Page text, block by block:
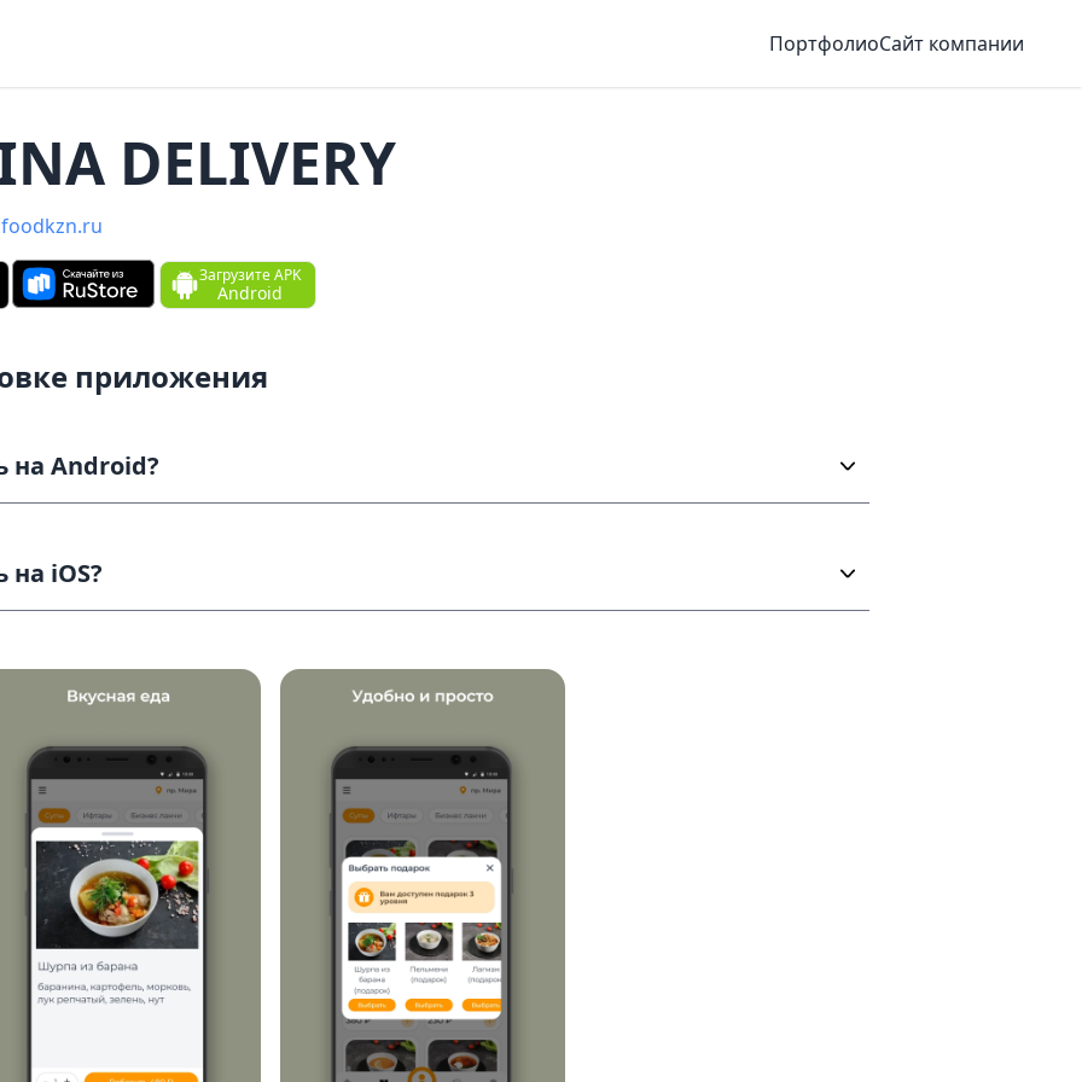
ПортфолиоСайт компании
DELIVERY
Загрузите APK
Android
приложения
Как скачать и установить на Android?
на iOS?